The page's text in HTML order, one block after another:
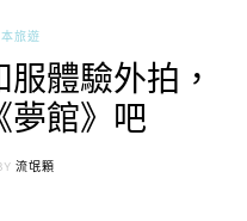
本旅遊
體驗外拍，
館》吧
流氓顆